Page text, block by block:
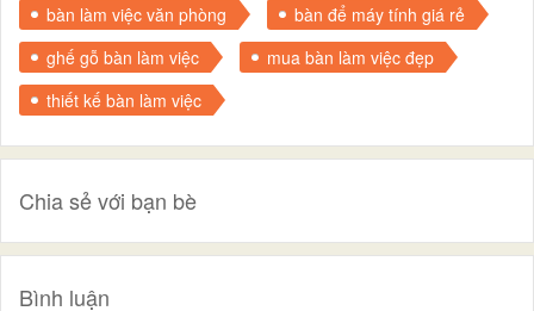
bàn làm việc văn phòng
bàn để máy tính giá rẻ
ghế gỗ bàn làm việc
mua bàn làm việc đẹp
thiết kế bàn làm việc
Chia sẻ với bạn bè
Bình luận